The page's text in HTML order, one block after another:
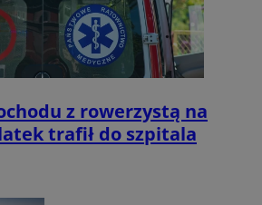
z rowerzystą na
trafił do szpitala